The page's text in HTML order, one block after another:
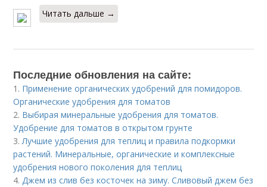
Читать дальше →
Последние обновления на сайте:
1. Применение органических удобрений для помидоров.
Органические удобрения для томатов
2. Выбирая минеральные удобрения для томатов.
Удобрение для томатов в открытом грунте
3.Лучшие удобрения для теплиц и правила подкормки
растений. Минеральные, органические и комплексные
удобрения нового поколения для теплиц
4.Джем из слив без косточек на зиму. Сливовый джем без